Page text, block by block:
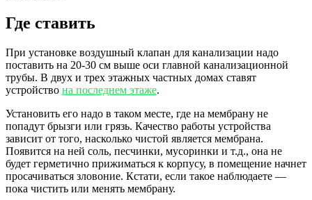
Где ставить
При установке воздушный клапан для канализации надо
поставить на 20-30 см выше оси главной канализационной
трубы. В двух и трех этажных частных домах ставят
устройство на последнем этаже.
Установить его надо в таком месте, где на мембрану не
попадут брызги или грязь. Качество работы устройства
зависит от того, насколько чистой является мембрана.
Появится на ней соль, песчинки, мусоринки и т.д., она не
будет герметично прижиматься к корпусу, в помещение начнет
просачиваться зловоние. Кстати, если такое наблюдаете —
пока чистить или менять мембрану.